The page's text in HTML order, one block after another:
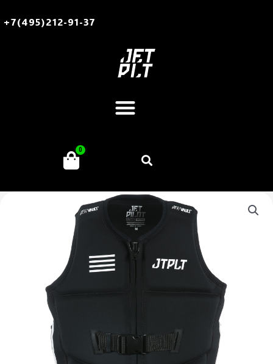
+7(495)212-91-37
Меню
0
КорзинаПоиск